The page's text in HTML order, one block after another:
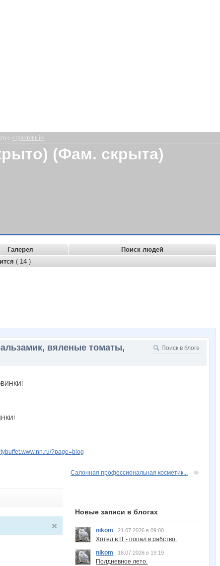
«трастовый»
(Фам. скрыта)
Галерея
Поиск людей
( 14 )
вяленые томаты,
?page=blog
Салонная профессиональная косметик...
Новые записи в блогах
nikom 21.07.2026 в 09:00
Хотел в IT - попал в рабство.
nikom
18.07.2026 в 19:19
Полдневное лето.